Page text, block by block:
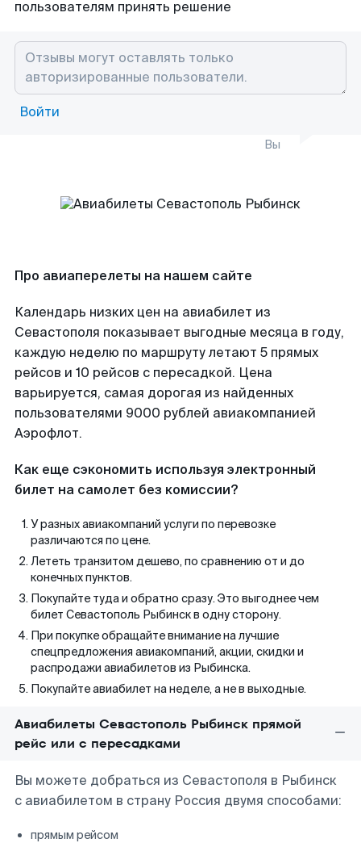
пользователям принять решение
Войти
Вы
Про авиаперелеты на нашем сайте
Календарь низких цен на авиабилет из
Севастополя показывает выгодные месяца в году,
каждую неделю по маршруту летают 5 прямых
рейсов и 10 рейсов с пересадкой. Цена
варьируется, самая дорогая из найденных
пользователями 9000 рублей авиакомпанией
Аэрофлот.
Как еще сэкономить используя электронный
билет на самолет без комиссии?
У разных авиакомпаний услуги по перевозке
различаются по цене.
Лететь транзитом дешево, по сравнению от и до
конечных пунктов.
Покупайте туда и обратно сразу. Это выгоднее чем
билет Севастополь Рыбинск в одну сторону.
При покупке обращайте внимание на лучшие
спецпредложения авиакомпаний, акции, скидки и
распродажи авиабилетов из Рыбинска.
Покупайте авиабилет на неделе, а не в выходные.
Авиабилеты Севастополь Рыбинск прямой
рейс или с пересадками
Вы можете добраться из Севастополя в Рыбинск
с авиабилетом в страну Россия двумя способами:
прямым рейсом